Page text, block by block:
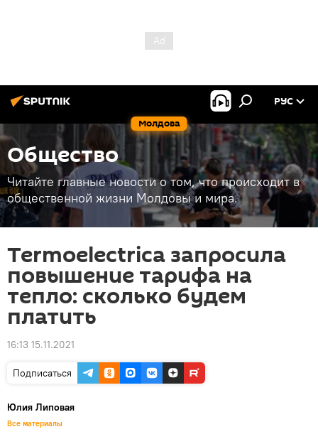
Молдова
РУС
Общество
Читайте главные новости о том, что происходит в
общественной жизни Молдовы и мира.
Termoelectrica запросила
повышение тарифа на
тепло: сколько будем
платить
16:13 15.11.2021
Подписаться
Юлия Липовая
Все материалы